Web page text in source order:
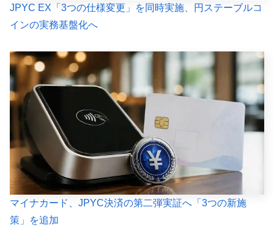
JPYC EX「3つの仕様変更」を同時実施、円ステーブルコ
インの実務基盤化へ
マイナカード、JPYC決済の第二弾実証へ「3つの新施
策」を追加